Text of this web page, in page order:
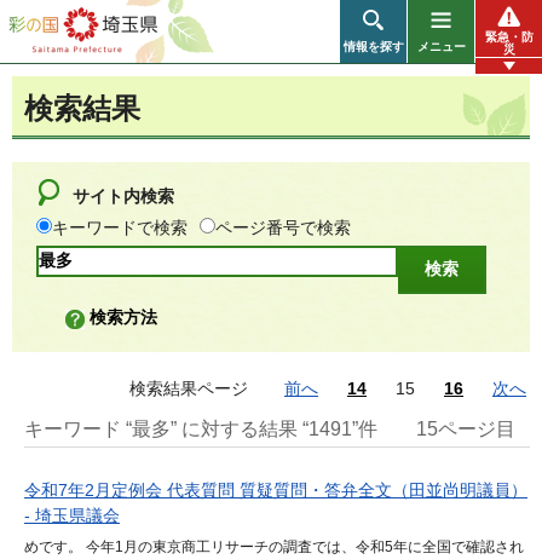
彩の国 埼玉県
情報を探す メニュー
緊急・防
災
検索結果
サイト内検索
キーワードで検索
ページ番号で検索
検索方法
検索結果ページ 前へ 14 15 16 次へ
キーワード “最多” に対する結果 “1491”件 15ページ目
令和7年2月定例会 代表質問 質疑質問・答弁全文（田並尚明議員）
- 埼玉県議会
めです。 今年1月の東京商工リサーチの調査では、令和5年に全国で確認され